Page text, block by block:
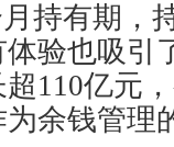
持有期，
验也吸引
110亿元
余钱管理